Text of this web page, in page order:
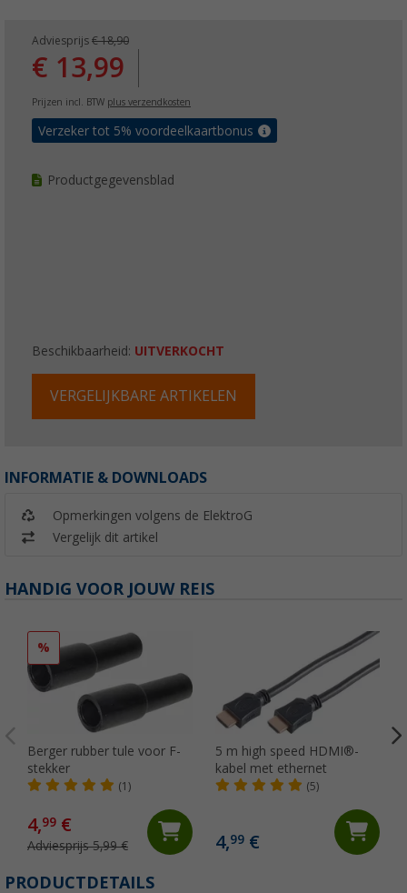
Adviesprijs € 18,90
€ 13,99
Prijzen incl. BTW plus verzendkosten
Verzeker tot 5% voordeelkaartbonus
Productgegevensblad
Beschikbaarheid: UITVERKOCHT
VERGELIJKBARE ARTIKELEN
INFORMATIE & DOWNLOADS
Opmerkingen volgens de ElektroG
Vergelijk dit artikel
HANDIG VOOR JOUW REIS
%
Berger rubber tule voor F-
stekker
(1)
4,99 €
Adviesprijs 5,99 €
5 m high speed HDMI®-
kabel met ethernet
(5)
4,99€
PRODUCTDETAILS